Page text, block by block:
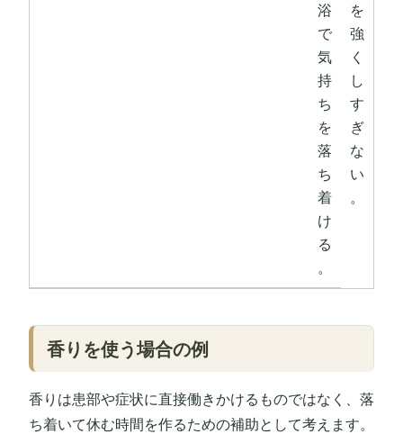
浴
で
気
持
ち
を
落
ち
着
け
る
。
を
強
く
し
す
ぎ
な
い
。
香りを使う場合の例
香りは患部や症状に直接働きかけるものではなく、落
ち着いて休む時間を作るための補助として考えます。